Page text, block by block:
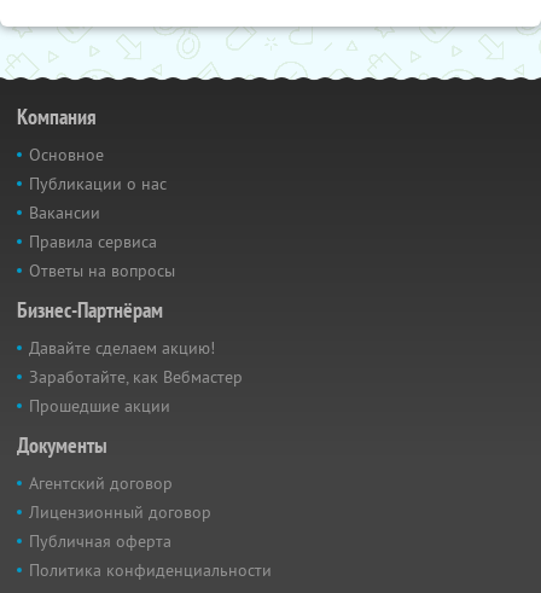
Компания
Основное
Публикации о нас
Вакансии
Правила сервиса
Ответы на вопросы
Бизнес-Партнёрам
Давайте сделаем акцию!
Заработайте, как Вебмастер
Прошедшие акции
Документы
Агентский договор
Лицензионный договор
Публичная оферта
Политика конфиденциальности